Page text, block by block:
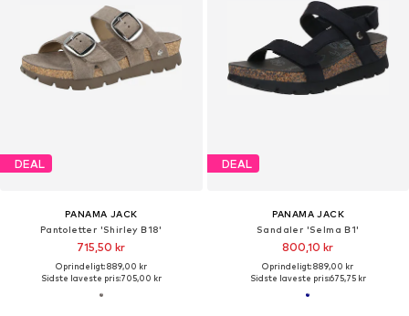
DEAL
PANAMA JACK
Pantoletter 'Shirley B18'
715,50 kr
Oprindeligt: 889,00 kr
Sidste laveste pris:705,00 kr
DEAL
PANAMA JACK
Sandaler 'Selma B1'
800,10 kr
Oprindeligt: 889,00 kr
Sidste laveste pris:675,75 kr